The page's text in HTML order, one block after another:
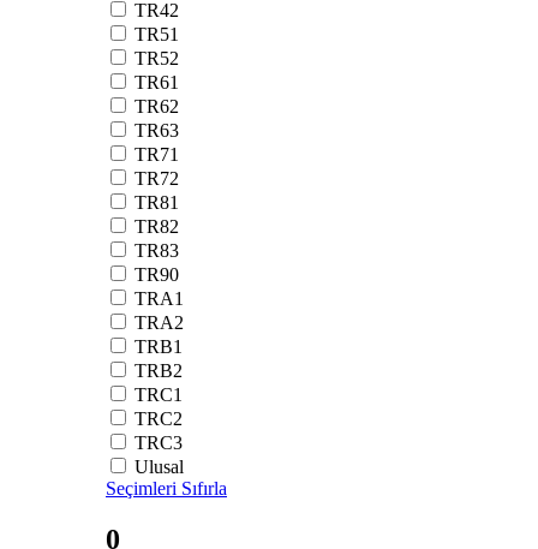
TR42
TR51
TR52
TR61
TR62
TR63
TR71
TR72
TR81
TR82
TR83
TR90
TRA1
TRA2
TRB1
TRB2
TRC1
TRC2
TRC3
Ulusal
Seçimleri Sıfırla
0